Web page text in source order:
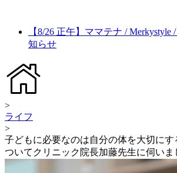
【8/26 正午】ママテナ /
知らせ
>
ライフ
>
子どもに必要なのは自分の体を大切にす
ついてクリニック院長加藤先生に伺いま